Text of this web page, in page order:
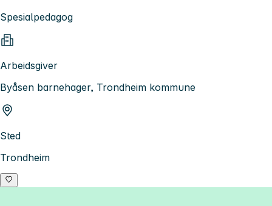
Spesialpedagog
Arbeidsgiver
Byåsen barnehager, Trondheim kommune
Sted
Trondheim